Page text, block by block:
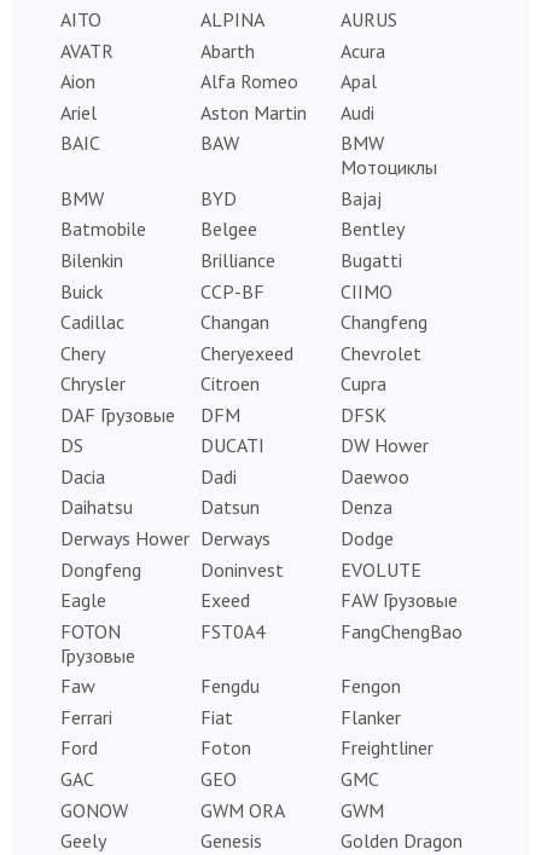
AITO ALPINA
AURUS
AVATR
Abarth
Acura
Aion
Alfa Romeo
Apal
Ariel
Aston Martin
Audi
BAIC
BAW
BMW
Мотоциклы
BMW
BYD
Bajaj
Batmobile
Belgee
Bentley
Bilenkin
Brilliance
Bugatti
Buick
CCP-BF
CIIMO
Cadillac
Changan
Changfeng
Chery
Cheryexeed
Chevrolet
Chrysler
Citroen
Cupra
DAF Грузовые
DFM
DFSK
DS
DUCATI
DW Hower
Dacia
Dadi
Daewoo
Daihatsu
Datsun
Denza
Derways Hower Derways
Dodge
Dongfeng
Doninvest
EVOLUTE
Eagle
Exeed
FAW Грузовые
FOTON
Грузовые
FST0A4 FangChengBao
Faw Fengdu
Fengon
Ferrari
Fiat
Flanker
Ford
Foton
Freightliner
GAC
GEO
GMC
GONOW
GWM ORA
GWM
Geely
Genesis
Golden Dragon